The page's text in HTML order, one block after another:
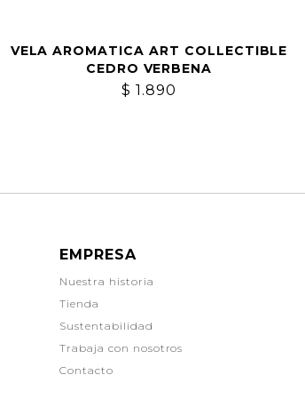
VELA AROMATICA ART COLLECTIBLE
CEDRO VERBENA
$ 1.890
EMPRESA
Nuestra historia
Tienda
Sustentabilidad
Trabaja con nosotros
Contacto